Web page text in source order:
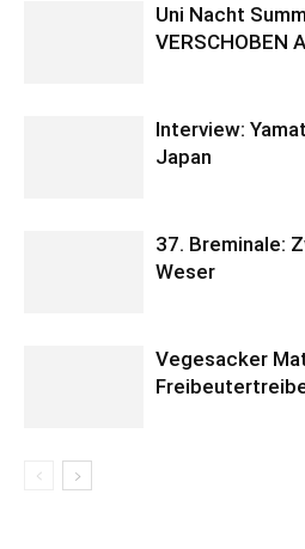
Uni Nacht
VERSCHOBEN
Interview:
Japan
37. Breminale:
Weser
Vegesacker